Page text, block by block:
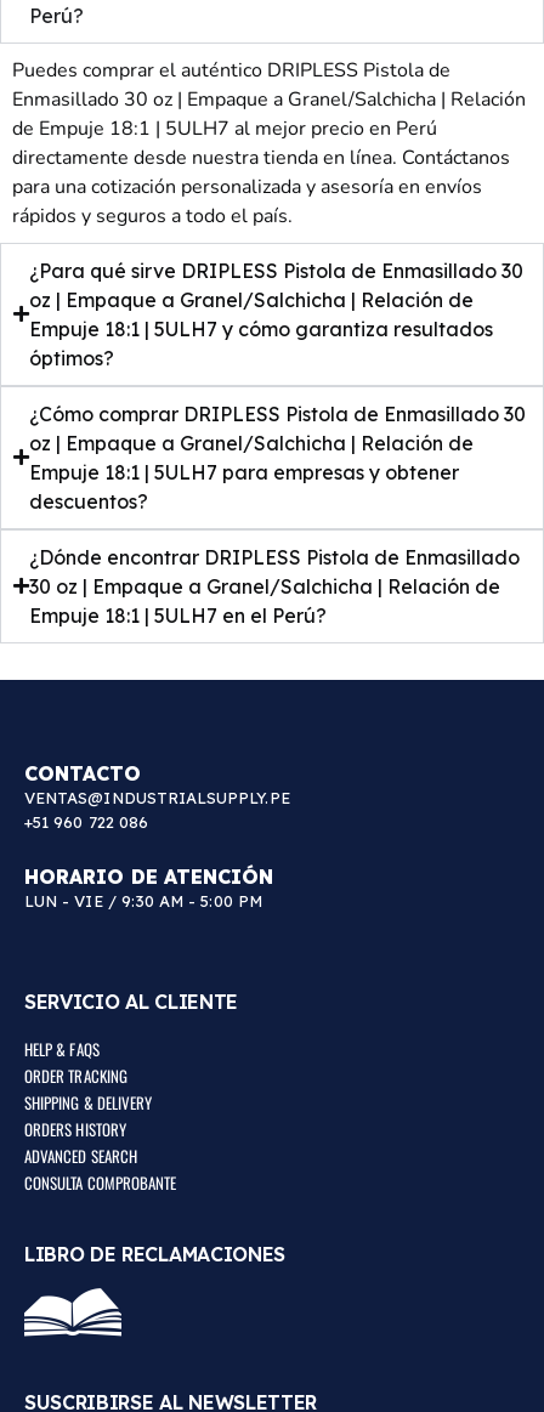
Perú?
Puedes comprar el auténtico DRIPLESS Pistola de
Enmasillado 30 oz | Empaque a Granel/Salchicha | Relación
de Empuje 18:1 | 5ULH7 al mejor precio en Perú
directamente desde nuestra tienda en línea. Contáctanos
para una cotización personalizada y asesoría en envíos
rápidos y seguros a todo el país.
¿Para qué sirve DRIPLESS Pistola de Enmasillado 30
oz | Empaque a Granel/Salchicha | Relación de
Empuje 18:1 | 5ULH7 y cómo garantiza resultados
óptimos?
¿Cómo comprar DRIPLESS Pistola de Enmasillado 30
oz | Empaque a Granel/Salchicha | Relación de
Empuje 18:1 | 5ULH7 para empresas y obtener
descuentos?
¿Dónde encontrar DRIPLESS Pistola de Enmasillado
30 oz | Empaque a Granel/Salchicha | Relación de
Empuje 18:1 | 5ULH7 en el Perú?
CONTACTO
VENTAS@INDUSTRIALSUPPLY.PE
+51 960 722 086
HORARIO DE ATENCIÓN
LUN - VIE / 9:30 AM - 5:00 PM
SERVICIO AL CLIENTE
HELP & FAQS
ORDER TRACKING
SHIPPING & DELIVERY
ORDERS HISTORY
ADVANCED SEARCH
CONSULTA COMPROBANTE
LIBRO DE RECLAMACIONES
SUSCRIBIRSE AL NEWSLETTER